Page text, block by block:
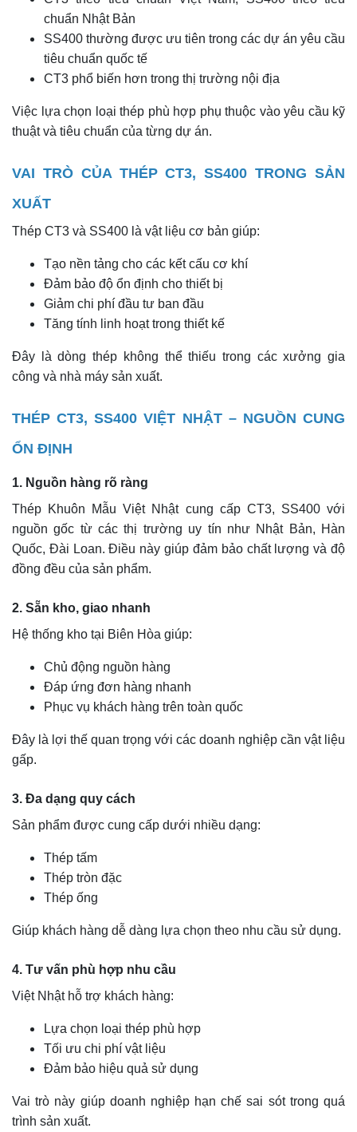
chuẩn Nhật Bản
SS400 thường được ưu tiên trong các dự án yêu cầu
tiêu chuẩn quốc tế
CT3 phổ biến hơn trong thị trường nội địa
Việc lựa chọn loại thép phù hợp phụ thuộc vào yêu cầu kỹ
thuật và tiêu chuẩn của từng dự án.
VAI TRÒ CỦA THÉP CT3, SS400 TRONG SẢN
XUẤT
Thép CT3 và SS400 là vật liệu cơ bản giúp:
Tạo nền tảng cho các kết cấu cơ khí
Đảm bảo độ ổn định cho thiết bị
Giảm chi phí đầu tư ban đầu
Tăng tính linh hoạt trong thiết kế
Đây là dòng thép không thể thiếu trong các xưởng gia
công và nhà máy sản xuất.
THÉP CT3, SS400 VIỆT NHẬT – NGUỒN CUNG
ỔN ĐỊNH
1. Nguồn hàng rõ ràng
Thép Khuôn Mẫu Việt Nhật cung cấp CT3, SS400 với
nguồn gốc từ các thị trường uy tín như Nhật Bản, Hàn
Quốc, Đài Loan. Điều này giúp đảm bảo chất lượng và độ
đồng đều của sản phẩm.
2. Sẵn kho, giao nhanh
Hệ thống kho tại Biên Hòa giúp:
Chủ động nguồn hàng
Đáp ứng đơn hàng nhanh
Phục vụ khách hàng trên toàn quốc
Đây là lợi thế quan trọng với các doanh nghiệp cần vật liệu
gấp.
3. Đa dạng quy cách
Sản phẩm được cung cấp dưới nhiều dạng:
Thép tấm
Thép tròn đặc
Thép ống
Giúp khách hàng dễ dàng lựa chọn theo nhu cầu sử dụng.
4. Tư vấn phù hợp nhu cầu
Việt Nhật hỗ trợ khách hàng:
Lựa chọn loại thép phù hợp
Tối ưu chi phí vật liệu
Đảm bảo hiệu quả sử dụng
Vai trò này giúp doanh nghiệp hạn chế sai sót trong quá
trình sản xuất.